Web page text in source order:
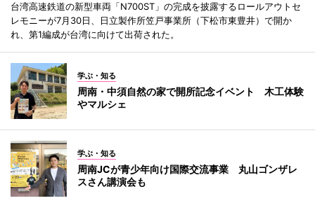
台湾高速鉄道の新型車両「N700ST」の完成を披露するロールアウトセ
レモニーが7月30日、日立製作所笠戸事業所（下松市東豊井）で開か
れ、第1編成が台湾に向けて出荷された。
学ぶ・知る
周南・中須自然の家で開所記念イベント 木工体験
やマルシェ
学ぶ・知る
周南JCが青少年向け国際交流事業 丸山ゴンザレ
スさん講演会も